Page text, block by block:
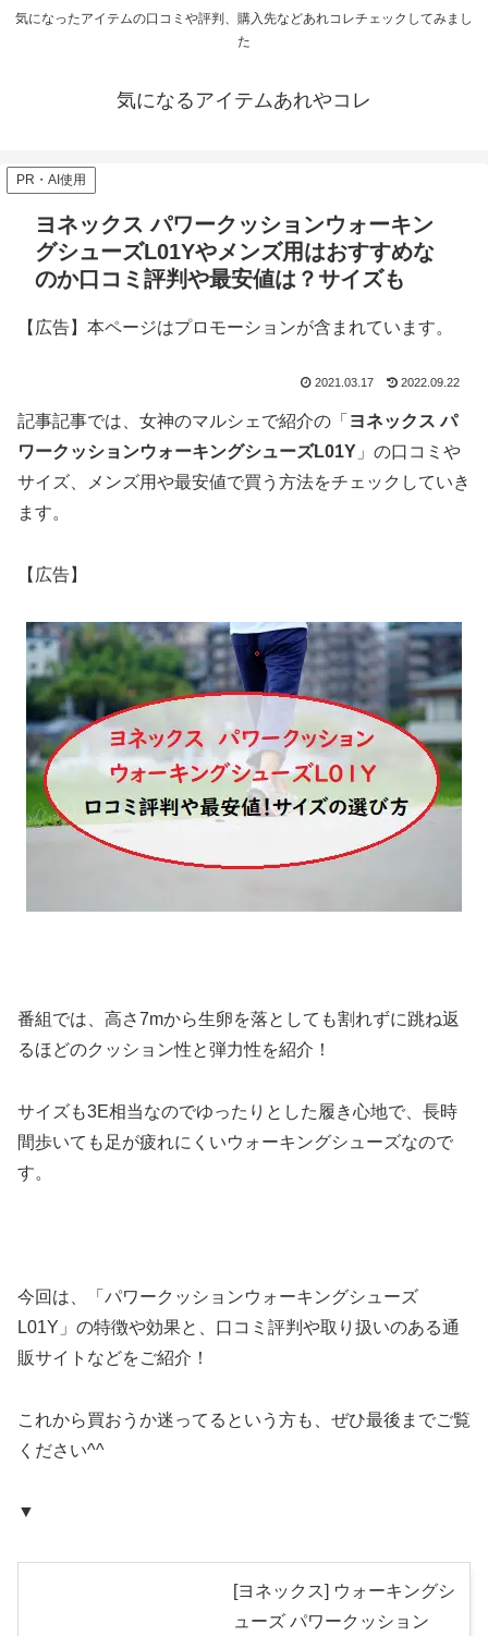
気になったアイテムの口コミや評判、購入先などあれコレチェックしてみまし
た
気になるアイテムあれやコレ
PR・AI使用
ヨネックス パワークッションウォーキン
グシューズL01Yやメンズ用はおすすめな
のか口コミ評判や最安値は？サイズも
【広告】本ページはプロモーションが含まれています。
2021.03.17 2022.09.22
記事記事では、女神のマルシェで紹介の「 ヨネックス パ
ワークッションウォーキングシューズL01Y 」の口コミや
サイズ、メンズ用や最安値で買う方法をチェックしていき
ます。
【広告】
番組では、高さ7mから生卵を落としても割れずに跳ね返
るほどのクッション性と弾力性を紹介！
サイズも3E相当なのでゆったりとした履き心地で、長時
間歩いても足が疲れにくいウォーキングシューズなので
す。
今回は、「パワークッションウォーキングシューズ
L01Y」の特徴や効果と、口コミ評判や取り扱いのある通
販サイトなどをご紹介！
これから買おうか迷ってるという方も、ぜひ最後までご覧
ください^^
▼
[ヨネックス] ウォーキングシ
ューズ パワークッション